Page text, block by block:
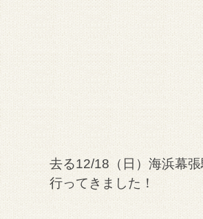
去る12/18（日）海浜幕
行ってきました！